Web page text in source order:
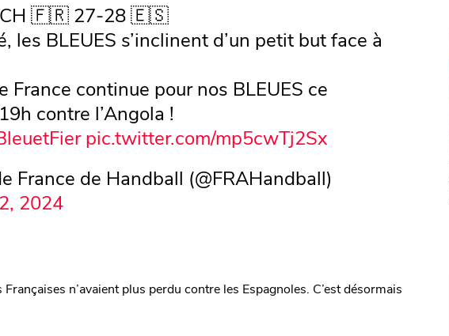
🇫🇷 27-28 🇪🇸
les BLEUES s’inclinent d’un petit but face à
France continue pour nos BLEUES ce
contre l’Angola !
pic.twitter.com/mp5cwTj2Sx
France de Handball (@FRAHandball)
2024
n’avaient plus perdu contre les Espagnoles. C’est désormais